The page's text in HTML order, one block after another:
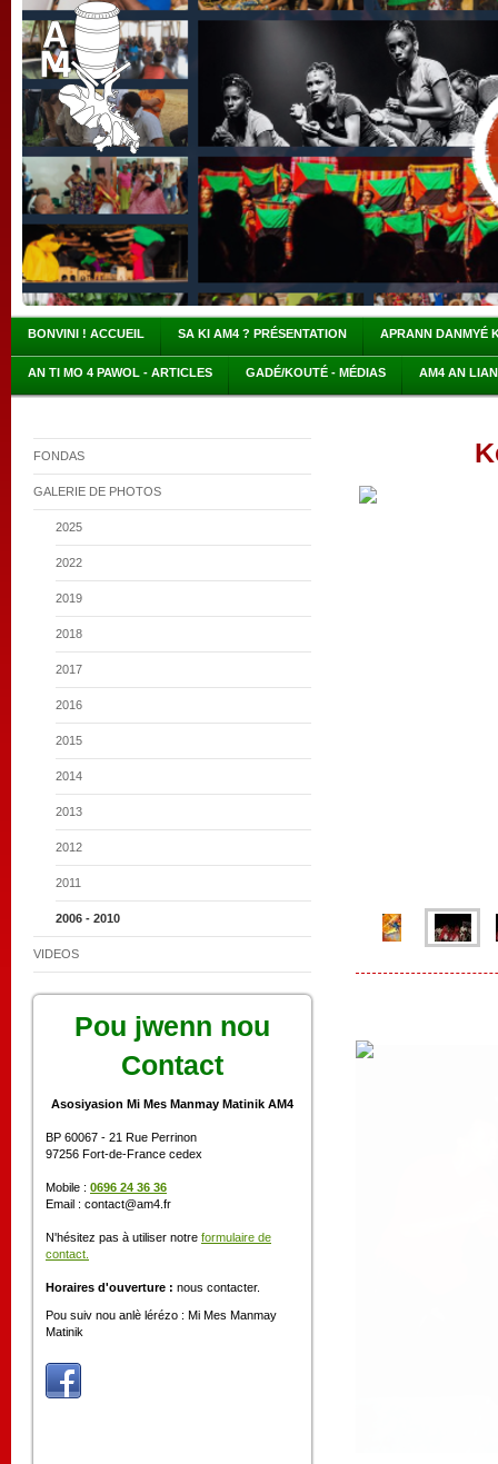
BONVINI ! ACCUEIL SA KI AM4 ? PRÉSENTATION APRANN DANMYÉ
AN TI MO 4 PAWOL - ARTICLES GADÉ/KOUTÉ - MÉDIAS AM4 AN
FONDAS
GALERIE DE PHOTOS
2025
2022
2019
2018
2017
2016
2015
2014
2013
2012
2011
2006 - 2010
VIDEOS
Pou jwenn nou
Contact
Asosiyasion Mi Mes Manmay Matinik AM4
BP 60067 - 21 Rue Perrinon
97256 Fort-de-France cedex
Mobile : 0696 24 36 36
Email : contact@am4.fr
N'hésitez pas à utiliser notre formulaire de
contact.
Horaires d'ouverture : nous contacter.
Pou suiv nou anlè lérézo : Mi Mes Manmay
Matinik